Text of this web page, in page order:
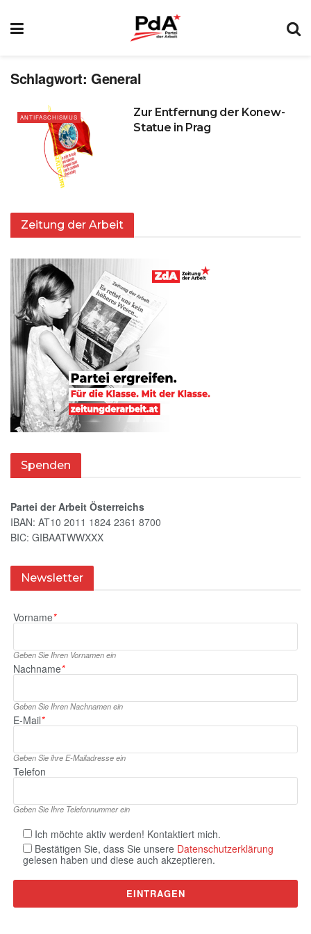
Schlagwort:General
ANTIFASCHISMUS
Zur Entfernung der Konew-
Statue in Prag
Zeitung der Arbeit
Spenden
Partei der Arbeit Österreichs
IBAN: AT10 2011 1824 2361 8700
BIC: GIBAATWWXXX
Newsletter
Vorname*
Geben Sie Ihren Vornamen ein
Nachname*
Geben Sie Ihren Nachnamen ein
E‑Mail*
Geben Sie ihre E‑Mailadresse ein
Telefon
Geben Sie Ihre Telefonnummer ein
Ich möchte aktiv werden! Kontaktiert mich.
Bestätigen Sie, dass Sie unsere Datenschutzerklärung
gelesen haben und diese auch akzeptieren.